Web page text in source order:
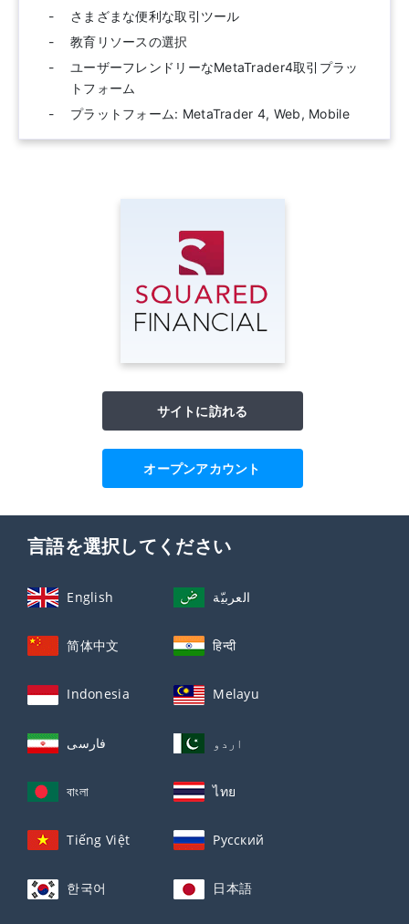
さまざまな便利な取引ツール
教育リソースの選択
ユーザーフレンドリーなMetaTrader4取引プラッ
トフォーム
プラットフォーム: MetaTrader 4, Web, Mobile
サイトに訪れる
オープンアカウント
言語を選択してください
English العربيّة
简体中文 हिन्दी
Indonesia Melayu
فارسی اردو
বাংলা ไทย
Tiếng Việt Русский
한국어 日本語